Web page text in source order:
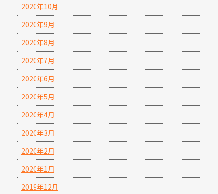
2020年10月
2020年9月
2020年8月
2020年7月
2020年6月
2020年5月
2020年4月
2020年3月
2020年2月
2020年1月
2019年12月